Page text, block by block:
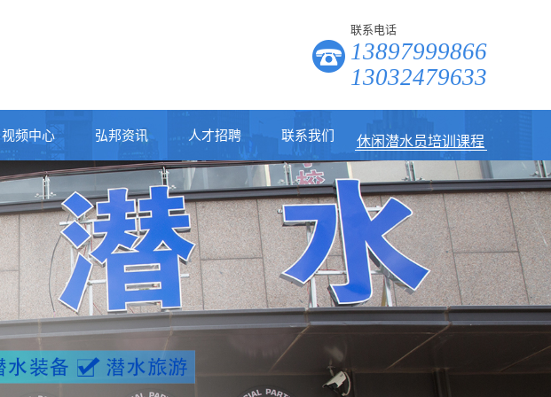
联系电话
13897999866
13032479633
视频中心 弘邦资讯
行业动态
公司新闻
人才招聘 联系我们
潜水培训
公共安全潜水员培训
自由潜水员培训课程
美人鱼课程
潜水装备
潜水打捞